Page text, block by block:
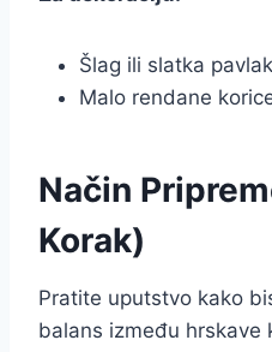
Šlag ili slatka
Malo rendane
Način
Korak)
Pratite uputstvo kako
balans između hrskave